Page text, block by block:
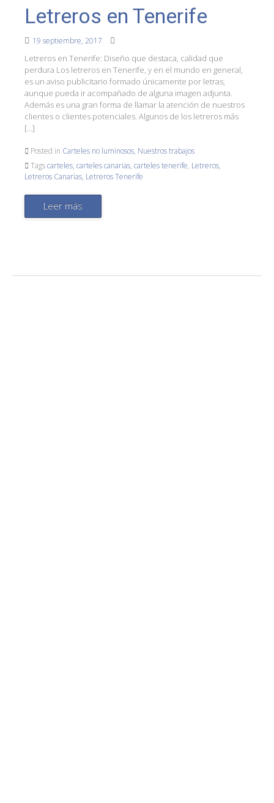
Letreros en Tenerife
19 septiembre, 2017
Letreros en Tenerife: Diseño que destaca, calidad que
perdura Los letreros en Tenerife, y en el mundo en general,
es un aviso publicitario formado únicamente por letras,
aunque pueda ir acompañado de alguna imagen adjunta.
Además es una gran forma de llamar la atención de nuestros
clientes o clientes potenciales. Algunos de los letreros más
[…]
Posted in Carteles no luminosos, Nuestros trabajos
Tagscarteles, carteles canarias, carteles tenerife, Letreros,
Letreros Canarias, Letreros Tenerife
Leer más